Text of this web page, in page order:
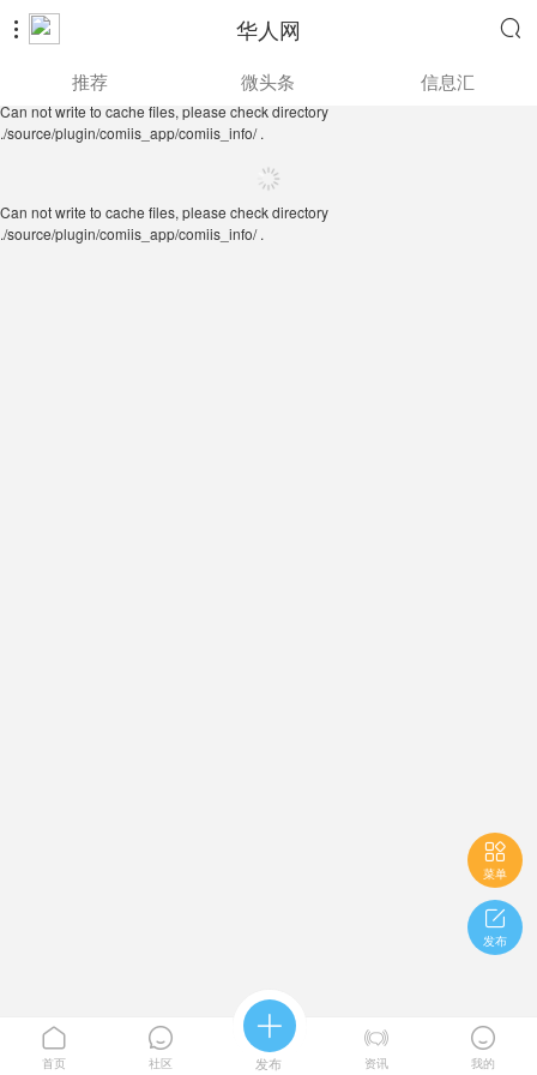
 华人网 
./source/plugin/comiis_app/comiis_info/ .
推荐 微头条 信息汇
Can not write to cache files, please check directory
./source/plugin/comiis_app/comiis_info/ .

菜单

发布

首页

社区

发布

资讯

我的
Can not write to cache files, please check directory
./source/plugin/comiis_app/comiis_info/ .